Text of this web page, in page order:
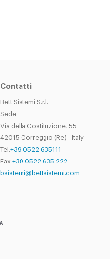
Contatti
Bett Sistemi S.r.l.
Sede
Via della Costituzione, 55
42015 Correggio (Re) - Italy
Tel.+39 0522 635111
Fax +39 0522 635 222
bsistemi@bettsistemi.com